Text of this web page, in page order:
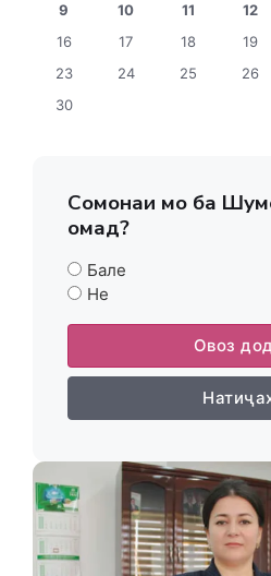
9
10 11 12
16
17 18 19
23
24 25 26
30
Сомонаи мо ба
омад?
Бале
Не
Овоз